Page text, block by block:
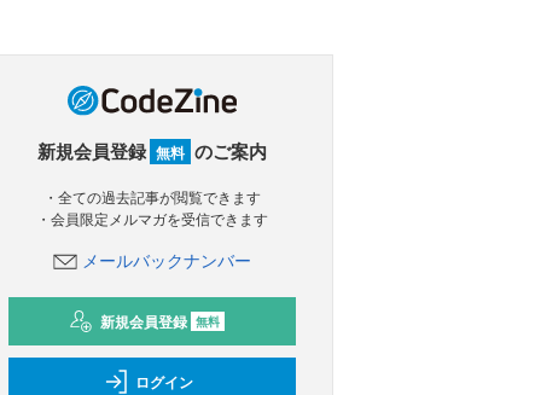
新規会員登録 無料 のご案内
・全ての過去記事が閲覧できます
・会員限定メルマガを受信できます
メールバックナンバー
新規会員登録 無料
ログイン